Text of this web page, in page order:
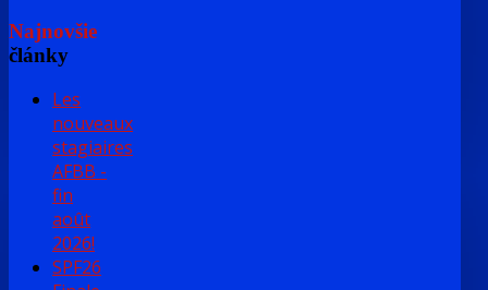
Najnovšie
články
Les
nouveaux
stagiaires
AFBB -
fin
août
2026!
SPF26